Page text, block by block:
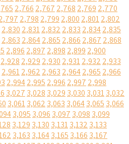
2,766 2,767 2,768 2,769 2,770
2,798 2,799 2,800 2,8012,802
2,830 2,8312,832 2,833 2,8342,835
2,863 2,8642,865 2,866 2,867 2,868
2,896 2,897 2,898 2,899 2,900
2,928 2,929 2,930 2,9312,932 2,933
2,9612,962 2,963 2,9642,965 2,966
2,9942,995 2,996 2,997 2,998
3,027 3,028 3,029 3,030 3,0313,032
3,0613,062 3,063 3,0643,065 3,066
3,095 3,096 3,097 3,098 3,099
3,129 3,130 3,1313,132 3,133
3,163 3,1643,165 3,166 3,167